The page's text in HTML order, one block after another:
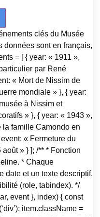
clés du Musée
données sont en français,
= [ { year: « 1911 »,
par René
« Mort de Nissim de
mondiale » }, { year:
à Nissim et
» }, { year: « 1943 »,
la famille Camondo en
« Fermeture du
» } ]; /** * Fonction
* Chaque
date et un texte descriptif.
(role, tabindex). */
event }, index) { const
item.className =